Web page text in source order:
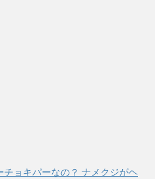
チョキパーなの？ ナメクジがヘ